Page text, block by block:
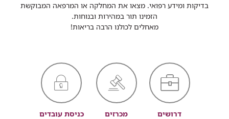
בדיקות ומידע רפואי. מצאו את המחלקה או המרפאה המבוקשת
הזמינו תור במהירות ובנוחות.
מאחלים לכולנו הרבה בריאות!
דרושים מכרזים כניסת עובדים